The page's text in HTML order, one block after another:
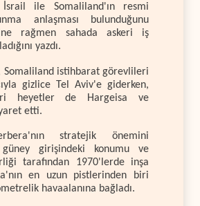
ile Somaliland'ın resmi
anlaşması bulunduğunu
rağmen sahada askeri iş
yazdı.
Somaliland istihbarat görevlileri
gizlice Tel Aviv'e giderken,
heyetler de Hargeisa ve
etti.
stratejik önemini
güney girişindeki konumu ve
tarafından 1970'lerde inşa
en uzun pistlerinden biri
havaalanına bağladı.